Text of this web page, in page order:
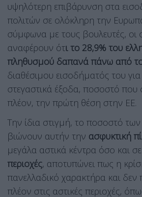
υψηλότερη επιβάρυνση στα
πολιτών σε ολόκληρη την
σύμφωνα με τους βουλευτές, οι
αναφέρουν ότι το 28,9% του
πληθυσμού δαπανά πάνω από
διαθέσιμου εισοδήματός του για
στεγαστικά έξοδα, ποσοστό που
πλέον, την πρώτη θέση στην ΕΕ.
Την ίδια στιγμή, το ποσοστό των
βιώνουν αυτήν την ασφυκτική
μεγάλα αστικά κέντρα όσο και σε
περιοχές, αποτυπώνει πως η
πανελλαδικό χαρακτήρα και δεν
πλέον στις αστικές περιοχές,